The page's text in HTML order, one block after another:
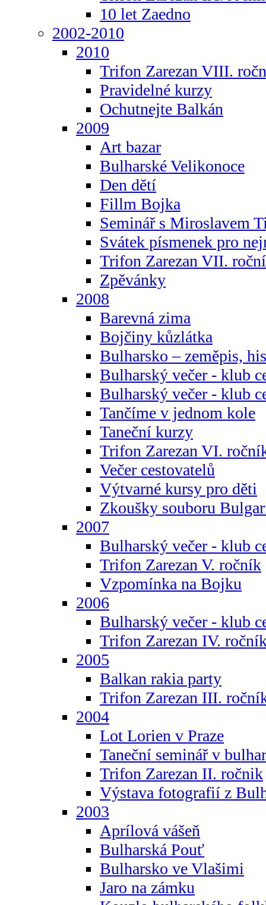
10 let Zaedno
2002-2010
2010
Trifon Zarezan VIII.
Pravidelné kurzy
Ochutnejte Balkán
2009
Art bazar
Bulharské Velikonoce
Den dětí
Fillm Bojka
Seminář s Miroslavem
Svátek písmenek pro
Trifon Zarezan VII.
Zpěvánky
2008
Barevná zima
Bojčiny kůzlátka
Bulharsko – zeměpis,
Bulharský večer - klub
Bulharský večer - klub
Tančíme v jednom kole
Taneční kurzy
Trifon Zarezan VI.
Večer cestovatelů
Výtvarné kursy pro děti
Zkoušky souboru
2007
Bulharský večer - klub
Trifon Zarezan V. ročník
Vzpomínka na Bojku
2006
Bulharský večer - klub
Trifon Zarezan IV.
2005
Balkan rakia party
Trifon Zarezan III.
2004
Lot Lorien v Praze
Taneční seminář v
Trifon Zarezan II. ročnik
Výstava fotografií z
2003
Aprílová vášeň
Bulharská Pouť
Bulharsko ve Vlašimi
Jaro na zámku